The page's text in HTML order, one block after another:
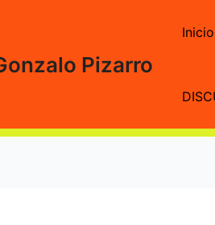
Pizarro
Inicio